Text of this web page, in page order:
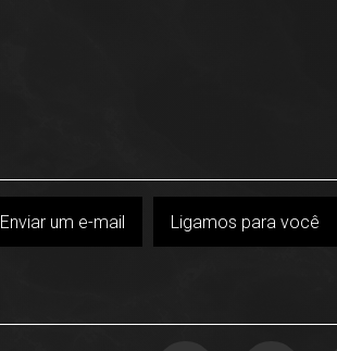
Enviar um e-mail Ligamos para você